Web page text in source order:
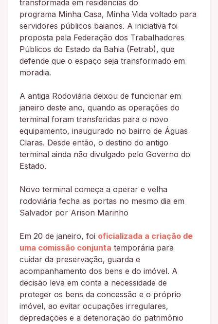
transformada em residências do
programa Minha Casa, Minha Vida voltado para
servidores públicos baianos. A iniciativa foi
proposta pela Federação dos Trabalhadores
Públicos do Estado da Bahia (Fetrab), que
defende que o espaço seja transformado em
moradia.
A antiga Rodoviária deixou de funcionar em
janeiro deste ano, quando as operações do
terminal foram transferidas para o novo
equipamento, inaugurado no bairro de Águas
Claras. Desde então, o destino do antigo
terminal ainda não divulgado pelo Governo do
Estado.
Novo terminal começa a operar e velha
rodoviária fecha as portas no mesmo dia em
Salvador por Arison Marinho
Em 20 de janeiro, foi oficializada a criação de
uma comissão conjunta temporária para
cuidar da preservação, guarda e
acompanhamento dos bens e do imóvel. A
decisão leva em conta a necessidade de
proteger os bens da concessão e o próprio
imóvel, ao evitar ocupações irregulares,
depredações e a deterioração do patrimônio